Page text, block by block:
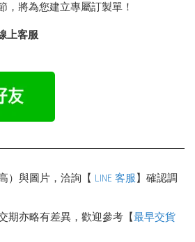
，將為您建立專屬訂製單！
上客服
）與圖片，洽詢【 LINE 客服】確認調
期亦略有差異，歡迎參考【最早交貨